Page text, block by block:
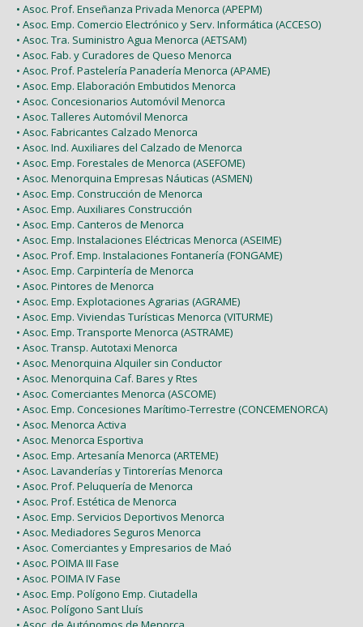
• Asoc. Prof. Enseñanza Privada Menorca (APEPM)
• Asoc. Emp. Comercio Electrónico y Serv. Informática (ACCESO)
• Asoc. Tra. Suministro Agua Menorca (AETSAM)
• Asoc. Fab. y Curadores de Queso Menorca
• Asoc. Prof. Pastelería Panadería Menorca (APAME)
• Asoc. Emp. Elaboración Embutidos Menorca
• Asoc. Concesionarios Automóvil Menorca
• Asoc. Talleres Automóvil Menorca
• Asoc. Fabricantes Calzado Menorca
• Asoc. Ind. Auxiliares del Calzado de Menorca
• Asoc. Emp. Forestales de Menorca (ASEFOME)
• Asoc. Menorquina Empresas Náuticas (ASMEN)
• Asoc. Emp. Construcción de Menorca
• Asoc. Emp. Auxiliares Construcción
• Asoc. Emp. Canteros de Menorca
• Asoc. Emp. Instalaciones Eléctricas Menorca (ASEIME)
• Asoc. Prof. Emp. Instalaciones Fontanería (FONGAME)
• Asoc. Emp. Carpintería de Menorca
• Asoc. Pintores de Menorca
• Asoc. Emp. Explotaciones Agrarias (AGRAME)
• Asoc. Emp. Viviendas Turísticas Menorca (VITURME)
• Asoc. Emp. Transporte Menorca (ASTRAME)
• Asoc. Transp. Autotaxi Menorca
• Asoc. Menorquina Alquiler sin Conductor
• Asoc. Menorquina Caf. Bares y Rtes
• Asoc. Comerciantes Menorca (ASCOME)
• Asoc. Emp. Concesiones Marítimo-Terrestre (CONCEMENORCA)
• Asoc. Menorca Activa
• Asoc. Menorca Esportiva
• Asoc. Emp. Artesanía Menorca (ARTEME)
• Asoc. Lavanderías y Tintorerías Menorca
• Asoc. Prof. Peluquería de Menorca
• Asoc. Prof. Estética de Menorca
• Asoc. Emp. Servicios Deportivos Menorca
• Asoc. Mediadores Seguros Menorca
• Asoc. Comerciantes y Empresarios de Maó
• Asoc. POIMA III Fase
• Asoc. POIMA IV Fase
• Asoc. Emp. Polígono Emp. Ciutadella
• Asoc. Polígono Sant Lluís